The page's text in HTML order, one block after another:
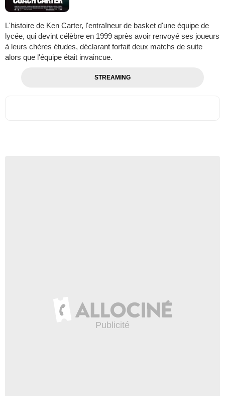
L'histoire de Ken Carter, l'entraîneur de basket d'une équipe de
lycée, qui devint célèbre en 1999 après avoir renvoyé ses joueurs
à leurs chères études, déclarant forfait deux matchs de suite
alors que l'équipe était invaincue.
STREAMING